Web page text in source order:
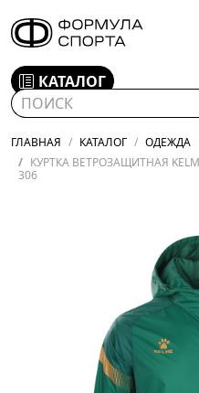
КАТАЛОГ
ГЛАВНАЯ КАТАЛОГ
ОДЕЖДА
КУРТКА ВЕТРОЗАЩИТНАЯ
306